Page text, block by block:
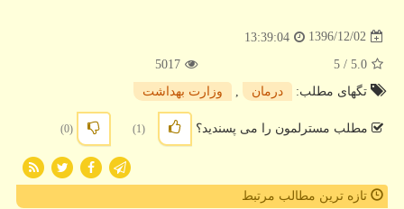
1396/12/02
13:39:04
5.0
/ 5
5017
تگهای مطلب:
درمان وزارت بهداشت
مطلب مسترلمون را می پسندید؟ (1)
(0)
تازه ترین مطالب مرتبط